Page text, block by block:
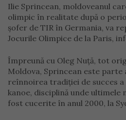
Ilie Sprincean, moldoveanul
olimpic în realitate după o
șofer de TIR în Germania, va
Jocurile Olimpice de la Paris,
Împreună cu Oleg Nuță, tot
Moldova, Sprincean este parte
reînnoirea tradiției de succes
kanoe, disciplină unde ultimele
fost cucerite în anul 2000, la